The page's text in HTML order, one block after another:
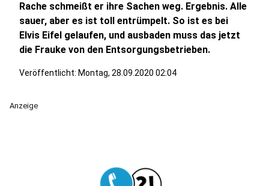
Rache schmeißt er ihre Sachen weg. Ergebnis. Alle
sauer, aber es ist toll entrümpelt. So ist es bei
Elvis Eifel gelaufen, und ausbaden muss das jetzt
die Frauke von den Entsorgungsbetrieben.
Veröffentlicht: Montag, 28.09.2020 02:04
Anzeige